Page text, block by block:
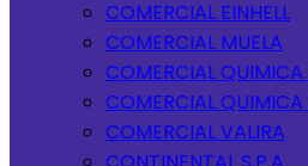
COMERCIAL EINHELL
COMERCIAL MUELA
COMERCIAL
COMERCIAL QUIMICA
COMERCIAL VALIRA